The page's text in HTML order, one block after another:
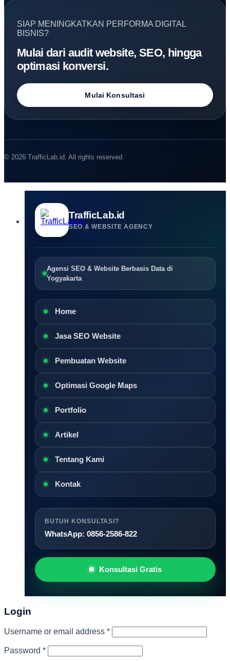
SIAP MENINGKATKAN PERFORMA DIGITAL
BISNIS?
Mulai dari audit website, SEO, hingga
optimasi konversi.
Mulai Konsultasi
© 2026 TrafficLab.id. All rights reserved.
TrafficLab.id
SEO & WEBSITE AGENCY
Agensi SEO & Website Berbasis Data di
Yogyakarta
Home
Jasa SEO Website
Pembuatan Website
Optimasi Google Maps
Portfolio
Artikel
Tentang Kami
Kontak
BUTUH KONSULTASI?
WhatsApp: 0856-2586-822
Konsultasi Gratis
Login
Username or email address *Required
Password *Required